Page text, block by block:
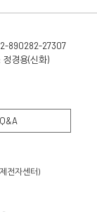
890282-27307
정경용(신화)
Q&A
전자센터)